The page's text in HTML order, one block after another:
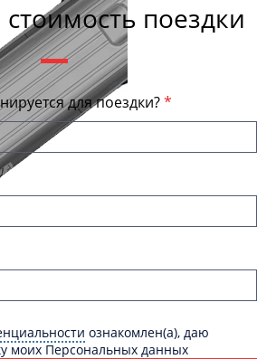
стоимость поездки
для поездки?
ознакомлен(а), даю
моих Персональных данных